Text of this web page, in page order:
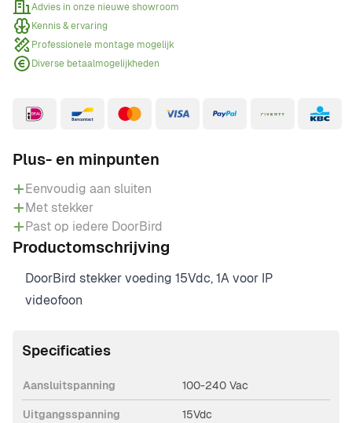
Advies in onze nieuwe showroom
Kennis & ervaring
Professionele montage mogelijk
Diverse betaalmogelijkheden
Plus- en minpunten
Eenvoudig aan sluiten
Met stekker
Past op iedere DoorBird
Productomschrijving
DoorBird stekker voeding 15Vdc, 1A voor IP
videofoon
Specificaties
Aansluitspanning 100-240 Vac
Uitgangsspanning 15Vdc